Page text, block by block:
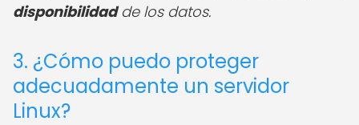
disponibilidadde los datos.
3. ¿Cómo puedo proteger
adecuadamente un servidor
Linux?